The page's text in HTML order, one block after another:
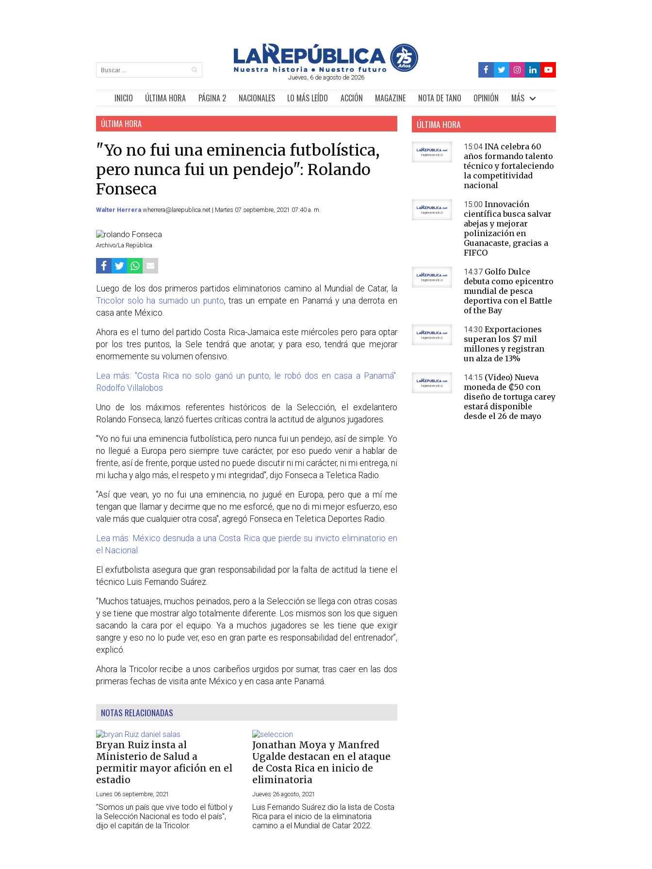
Jueves, 6 de agosto de 2026
INICIO ÚLTIMA HORA PÁGINA 2 NACIONALES LO MÁS LEÍDO ACCIÓN MAGAZINE NOTA DE TANO OPINIÓN MÁS
ÚLTIMA HORA
"Yo no fui una eminencia futbolística,
pero nunca fui un pendejo": Rolando
Fonseca
Walter Herrera wherrera@larepublica.net | Martes 07 septiembre, 2021 07:40 a. m.
Archivo/La República
Luego de los dos primeros partidos eliminatorios camino al Mundial de Catar, la
Tricolor solo ha sumado un punto, tras un empate en Panamá y una derrota en
casa ante México.
Ahora es el turno del partido Costa Rica-Jamaica este miércoles pero para optar
por los tres puntos, la Sele tendrá que anotar, y para eso, tendrá que mejorar
enormemente su volumen ofensivo.
Lea más: "Costa Rica no solo ganó un punto, le robó dos en casa a Panamá":
Rodolfo Villalobos
Uno de los máximos referentes históricos de la Selección, el exdelantero
Rolando Fonseca, lanzó fuertes críticas contra la actitud de algunos jugadores.
"Yo no fui una eminencia futbolística, pero nunca fui un pendejo, así de simple. Yo
no llegué a Europa pero siempre tuve carácter, por eso puedo venir a hablar de
frente, así de frente, porque usted no puede discutir ni mi carácter, ni mi entrega, ni
mi lucha y algo más, el respeto y mi integridad", dijo Fonseca a Teletica Radio.
"Así que vean, yo no fui una eminencia, no jugué en Europa, pero que a mí me
tengan que llamar y decirme que no me esforcé, que no di mi mejor esfuerzo, eso
vale más que cualquier otra cosa", agregó Fonseca en Teletica Deportes Radio.
Lea más: México desnuda a una Costa Rica que pierde su invicto eliminatorio en
el Nacional
El exfutbolista asegura que gran responsabilidad por la falta de actitud la tiene el
técnico Luis Fernando Suárez.
“Muchos tatuajes, muchos peinados, pero a la Selección se llega con otras cosas
y se tiene que mostrar algo totalmente diferente. Los mismos son los que siguen
sacando la cara por el equipo. Ya a muchos jugadores se les tiene que exigir
sangre y eso no lo pude ver, eso en gran parte es responsabilidad del entrenador”,
explicó.
Ahora la Tricolor recibe a unos caribeños urgidos por sumar, tras caer en las dos
primeras fechas de visita ante México y en casa ante Panamá.
NOTAS RELACIONADAS
Bryan Ruiz insta al
Ministerio de Salud a
permitir mayor afición en el
estadio
Lunes 06 septiembre, 2021
"Somos un país que vive todo el fútbol y
la Selección Nacional es todo el país",
dijo el capitán de la Tricolor.
Jonathan Moya y Manfred
Ugalde destacan en el ataque
de Costa Rica en inicio de
eliminatoria
Jueves 26 agosto, 2021
Luis Fernando Suárez dio la lista de Costa
Rica para el inicio de la eliminatoria
camino a el Mundial de Catar 2022.
ÚLTIMA HORA
15:04 INA celebra 60
años formando talento
técnico y fortaleciendo
la competitividad
nacional
15:00 Innovación
científica busca salvar
abejas y mejorar
polinización en
Guanacaste, gracias a
FIFCO
14:37 Golfo Dulce
debuta como epicentro
mundial de pesca
deportiva con el Battle
of the Bay
14:30 Exportaciones
superan los $7 mil
millones y registran
un alza de 13%
14:15 (Video) Nueva
moneda de ₡50 con
diseño de tortuga carey
estará disponible
desde el 26 de mayo